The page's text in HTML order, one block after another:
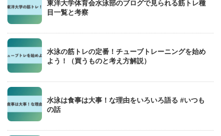
東洋大学体育会水泳部のブログで見られる筋トレ種
目一覧と考察
水泳の筋トレの定番！チューブトレーニングを始め
よう！（買うものと考え方解説）
水泳は食事は大事！な理由をいろいろ語る #いつも
の話